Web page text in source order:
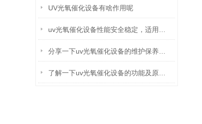
UV光氧催化设备有啥作用呢